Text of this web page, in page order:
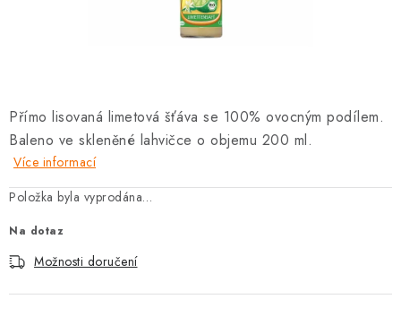
Přímo lisovaná limetová šťáva se 100% ovocným podílem.
Baleno ve skleněné lahvičce o objemu 200 ml.
Více informací
Položka byla vyprodána…
Na dotaz
Možnosti doručení